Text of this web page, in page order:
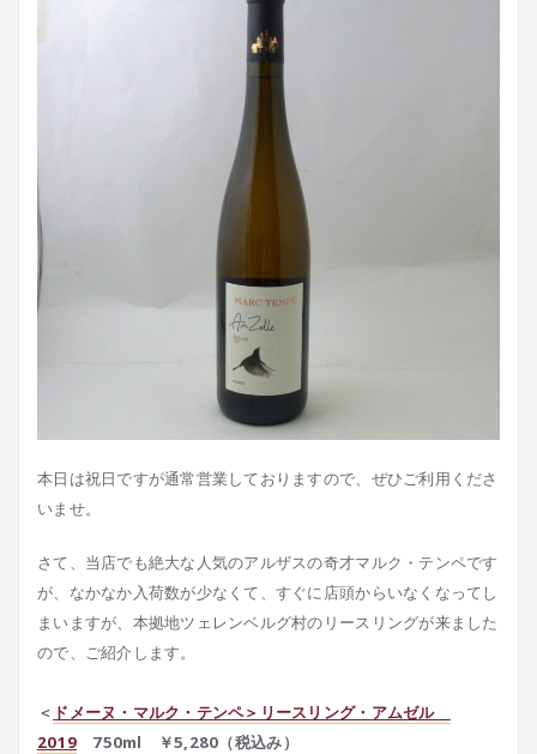
本日は祝日ですが通常営業しておりますので、ぜひご利用くださ
いませ。
さて、当店でも絶大な人気のアルザスの奇才マルク・テンペです
が、なかなか入荷数が少なくて、すぐに店頭からいなくなってし
まいますが、本拠地ツェレンベルグ村のリースリングが来ました
ので、ご紹介します。
＜ ドメーヌ・マルク・テンペ＞リースリング・アムゼル
2019 750ml ￥5,280（税込み）